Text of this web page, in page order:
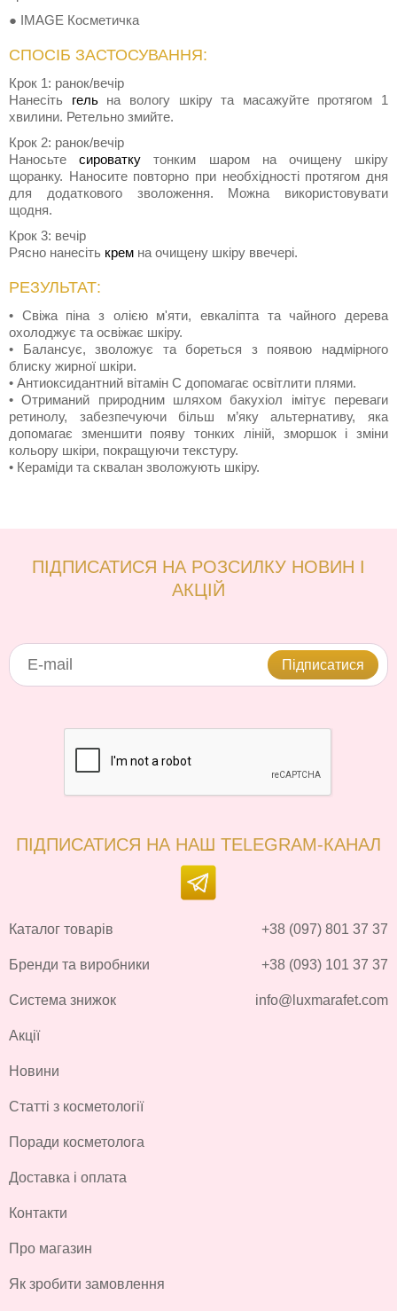
● IMAGE Косметичка
СПОСІБ ЗАСТОСУВАННЯ:
Крок 1: ранок/вечір
Нанесіть гельна вологу шкіру та масажуйте протягом 1
хвилини. Ретельно змийте.
Крок 2: ранок/вечір
Наносьтесироватку тонким шаром на очищену шкіру
щоранку. Наносите повторно при необхідності протягом дня
для додаткового зволоження. Можна використовувати
щодня.
Крок 3: вечір
Рясно нанесіть крем на очищену шкіру ввечері.
РЕЗУЛЬТАТ:
• Свіжа піна з олією м'яти, евкаліпта та чайного дерева
охолоджує та освіжає шкіру.
• Балансує, зволожує та бореться з появою надмірного
блиску жирної шкіри.
• Антиоксидантний вітамін С допомагає освітлити плями.
• Отриманий природним шляхом бакухіол імітує переваги
ретинолу, забезпечуючи більш м’яку альтернативу, яка
допомагає зменшити появу тонких ліній, зморшок і зміни
кольору шкіри, покращуючи текстуру.
• Кераміди та сквалан зволожують шкіру.
ПІДПИСАТИСЯ НА РОЗСИЛКУ НОВИН І
АКЦІЙ
Підписатися
ПІДПИСАТИСЯ НА НАШ TELEGRAM-КАНАЛ
Каталог товарів
Бренди та виробники
Система знижок
Акції
Новини
Статті з косметології
Поради косметолога
Доставка і оплата
Контакти
Про магазин
Як зробити замовлення
+38 (097) 801 37 37
+38 (093) 101 37 37
info@luxmarafet.com